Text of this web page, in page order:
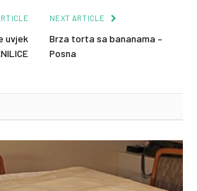
uvjek
NEXT ARTICLE
Brza torta sa bananama –
Posna